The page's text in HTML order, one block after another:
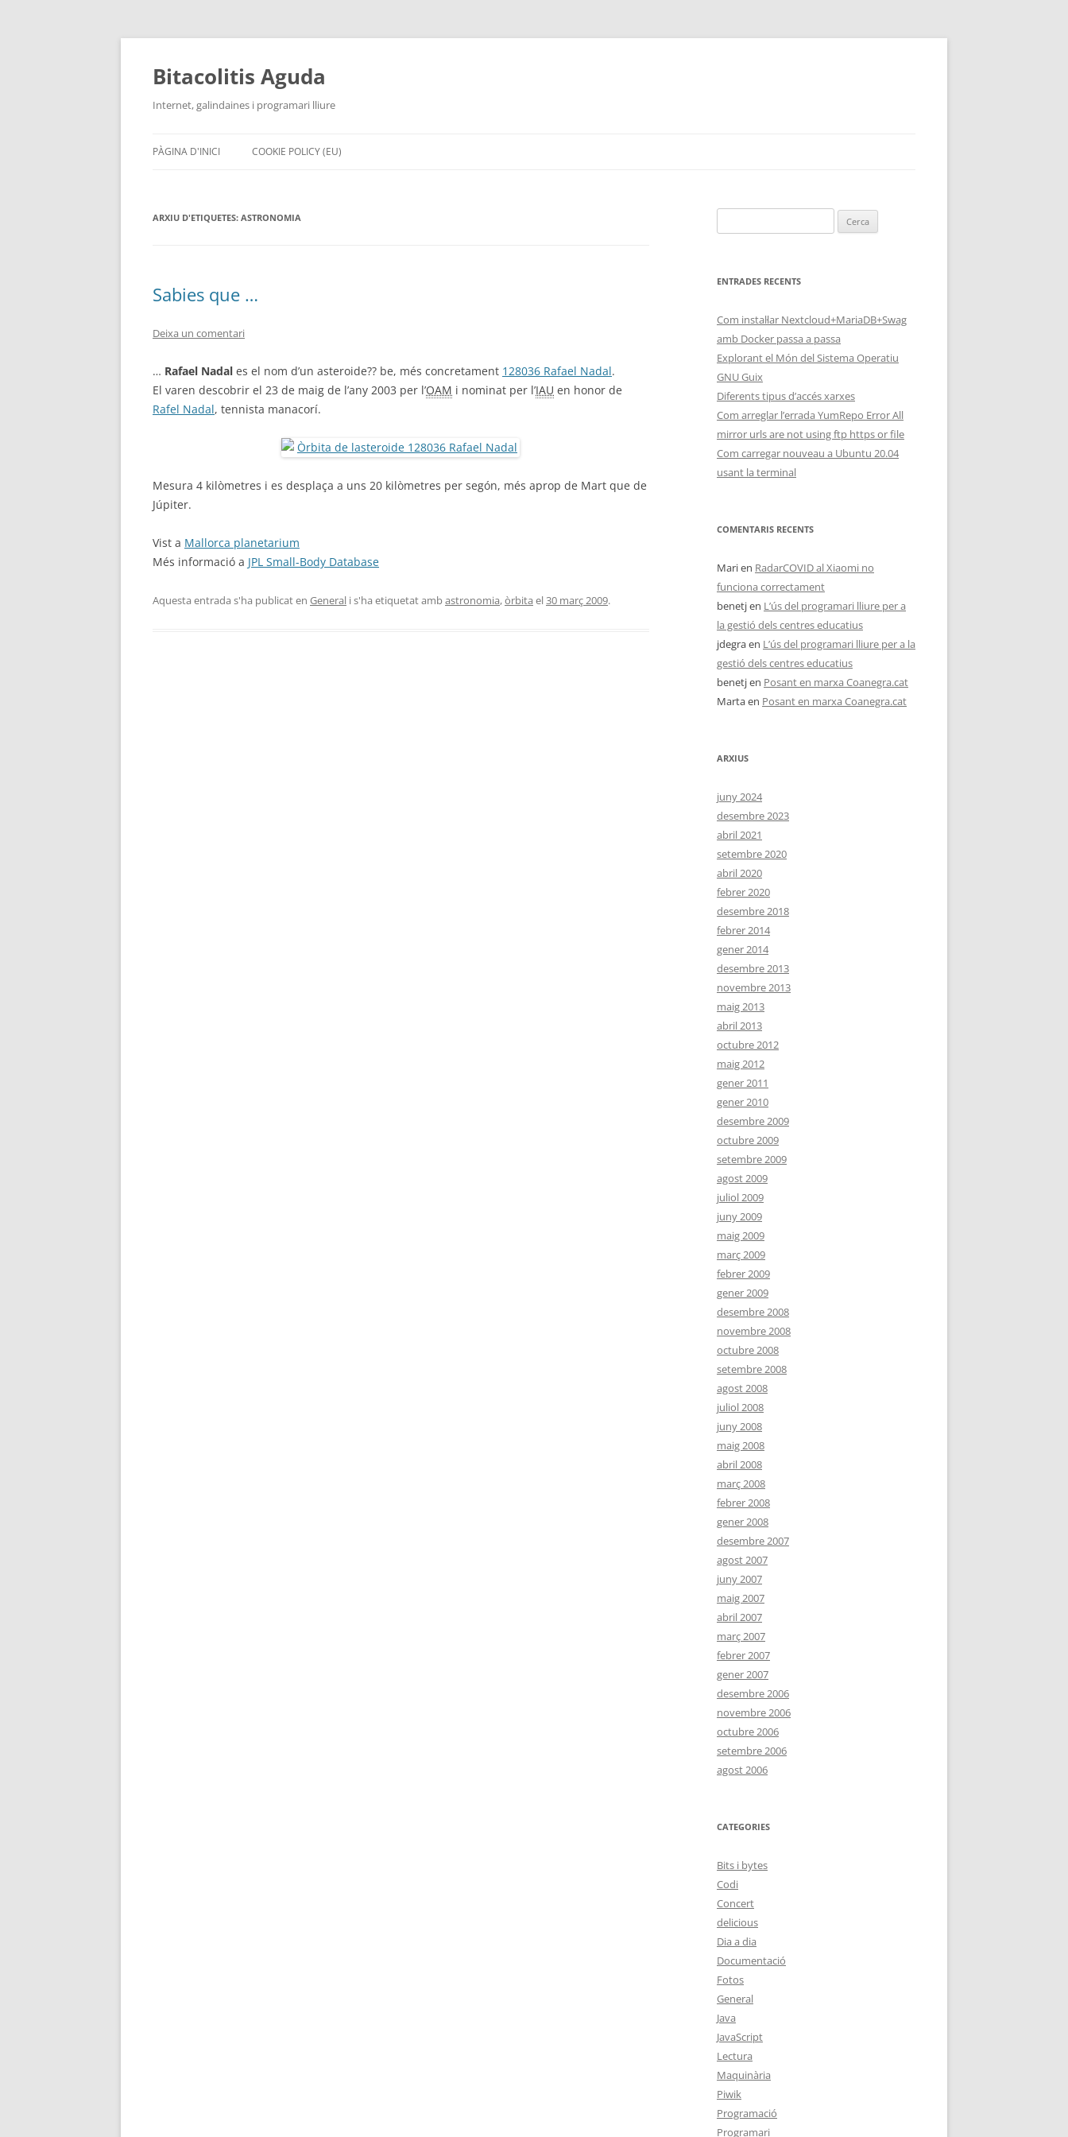
Vés
contingut
Bitacolitis Aguda
Internet, galindaines i programari lliure
PÀGINA D'INICI COOKIE POLICY (EU)
ARXIU D'ETIQUETES: ASTRONOMIA
Sabies que …
Deixa un comentari
… Rafael Nadal es el nom d’un asteroide?? be, més concretament 128036 Rafael Nadal.
El varen descobrir el 23 de maig de l’any 2003 per l’OAM i nominat per l’IAU en honor de
Rafel Nadal, tennista manacorí.
Mesura 4 kilòmetres i es desplaça a uns 20 kilòmetres per segón, més aprop de Mart que de
Júpiter.
Vist a Mallorca planetarium
Més informació a JPL Small-Body Database
Aquesta entrada s'ha publicat en General i s'ha etiquetat ambastronomia,òrbita el30 març 2009.
ENTRADES RECENTS
Com instal·lar Nextcloud+MariaDB+Swag
amb Docker passa a passa
Explorant el Món del Sistema Operatiu
GNU Guix
Diferents tipus d’accés xarxes
Com arreglar l’errada YumRepo Error All
mirror urls are not using ftp https or file
Com carregar nouveau a Ubuntu 20.04
usant la terminal
COMENTARIS RECENTS
Marien RadarCOVID al Xiaomi no
funciona correctament
benetjen L’ús del programari lliure per a
la gestió dels centres educatius
jdegraen L’ús del programari lliure per a la
gestió dels centres educatius
benetjen Posant en marxa Coanegra.cat
Martaen Posant en marxa Coanegra.cat
ARXIUS
juny 2024
desembre 2023
abril 2021
setembre 2020
abril 2020
febrer 2020
desembre 2018
febrer 2014
gener 2014
desembre 2013
novembre 2013
maig 2013
abril 2013
octubre 2012
maig 2012
gener 2011
gener 2010
desembre 2009
octubre 2009
setembre 2009
agost 2009
juliol 2009
juny 2009
maig 2009
març 2009
febrer 2009
gener 2009
desembre 2008
novembre 2008
octubre 2008
setembre 2008
agost 2008
juliol 2008
juny 2008
maig 2008
abril 2008
març 2008
febrer 2008
gener 2008
desembre 2007
agost 2007
juny 2007
maig 2007
abril 2007
març 2007
febrer 2007
gener 2007
desembre 2006
novembre 2006
octubre 2006
setembre 2006
agost 2006
CATEGORIES
Bits i bytes
Codi
Concert
delicious
Dia a dia
Documentació
Fotos
General
Java
JavaScript
Lectura
Maquinària
Piwik
Programació
Programari